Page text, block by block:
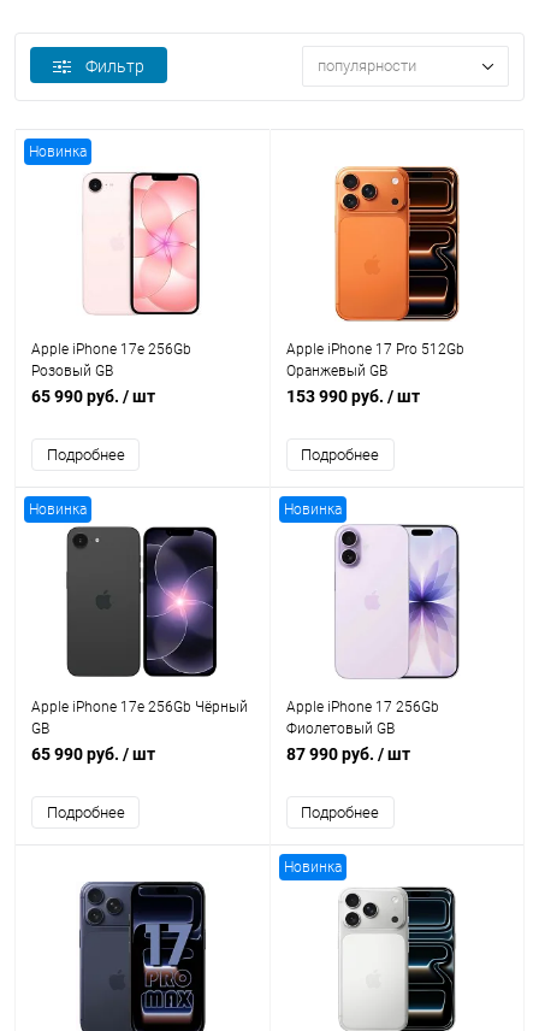
Фильтр популярности
Новинка
Apple iPhone 17e 256Gb
Розовый GB
65 990 руб. / шт
Подробнее
Apple iPhone 17 Pro 512Gb
Оранжевый GB
153 990 руб. / шт
Подробнее
Новинка
Apple iPhone 17e 256Gb Чёрный
GB
65 990 руб. / шт
Подробнее
Новинка
Apple iPhone 17 256Gb
Фиолетовый GB
87 990 руб. / шт
Подробнее
Новинка